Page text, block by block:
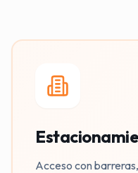
Acceso con